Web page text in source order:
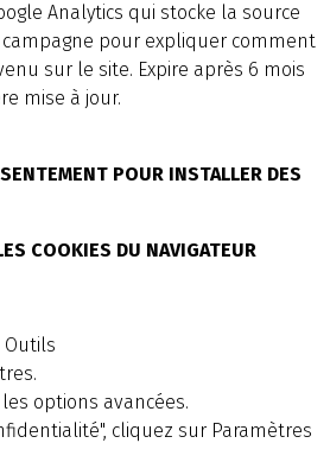
Analytics qui stocke la source
pour expliquer comment
sur le site. Expire après 6 mois
mise à jour.
POUR INSTALLER DES
COOKIES DU NAVIGATEUR
Outils
options avancées.
cliquez sur Paramètres